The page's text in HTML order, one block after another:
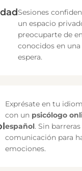
Sesiones
un espacio
preocuparte de
conocidos en una
espera.
Exprésate en tu
con un psicólogo
español. Sin
comunicación para
emociones.